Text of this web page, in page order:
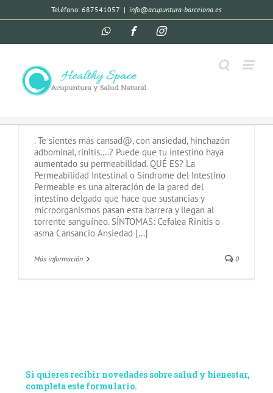
Teléfono: 687541057 | info@acupuntura-barcelona.es
PERMEABILIDAD INTESTINAL
Tradicional China
. Te sientes más cansad@, con ansiedad, hinchazón
adbominal, rinitis….? Puede que tu intestino haya
aumentado su permeabilidad. QUÉ ES? La
Permeabilidad Intestinal o Síndrome del Intestino
Permeable es una alteración de la pared del
intestino delgado que hace que sustancias y
microorganismos pasan esta barrera y llegan al
torrente sanguíneo. SÍNTOMAS: Cefalea Rinitis o
asma Cansancio Ansiedad [...]
Más información 0
Si quieres recibir novedades sobre salud y bienestar,
completa este formulario.